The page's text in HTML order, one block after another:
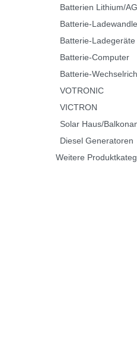
Batterien Lithium/
Batterie-
Batterie-Ladegeräte
Batterie-Computer
Batterie-
VOTRONIC
VICTRON
Solar Haus/
Diesel Generatoren
Weitere